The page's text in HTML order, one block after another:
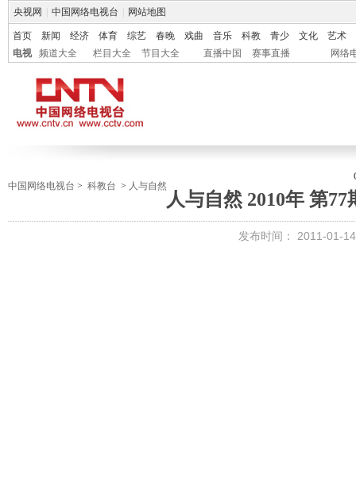
央视网 中国网络电视台 网站地图
首页 新闻 经济 体育 综艺 春晚 戏曲 音乐 科教 青少 文化
艺术
电视
频道大全 栏目大全 节目大全 直播中国 赛事直播 网络
中国网络电视台 > 科教台 > 人与自然
人与自然 2010年 第77
发布时间： 2011-01-